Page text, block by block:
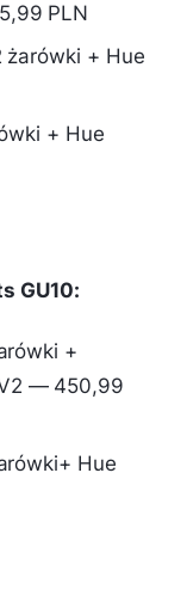
PLN
żarówki + Hue
+ Hue
GU10:
+
— 450,99
Hue